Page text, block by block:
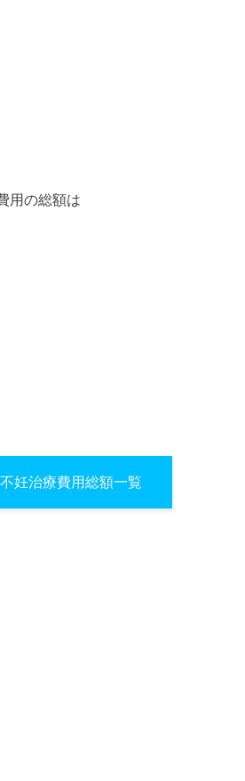
用の総額は
妊治療費用総額一覧